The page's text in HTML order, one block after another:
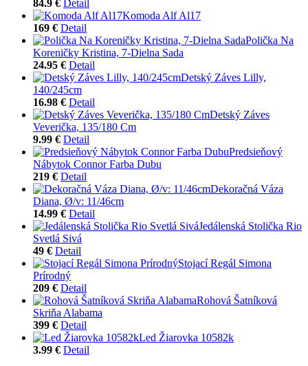
84.9 € Detail
Komoda Alf Al17
169 € Detail
Polička Na
Koreničky Kristina, 7-Dielna Sada
24.95 € Detail
Detský Záves Lilly,
140/245cm
16.98 € Detail
Detský Záves
Veverička, 135/180 Cm
9.99 € Detail
Predsieňový
Nábytok Connor Farba Dubu
219 € Detail
Dekoračná Váza
Diana, Ø/v: 11/46cm
14.99 € Detail
Jedálenská Stolička Rio
Svetlá Sivá
49 € Detail
Stojací Regál Simona
Prírodný
209 € Detail
Rohová Šatníková
Skriňa Alabama
399 € Detail
Led Žiarovka 10582k
3.99 € Detail